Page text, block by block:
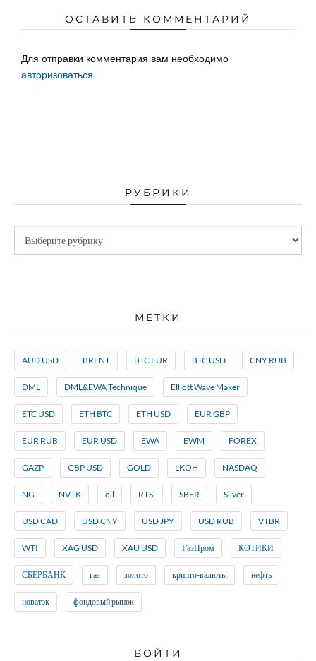
ОСТАВИТЬ КОММЕНТАРИЙ
Для отправки комментария вам необходимо
авторизоваться
РУБРИКИ
МЕТКИ
AUD USD BRENT BTC EUR BTC USD CNY RUB
DML DML&EWA Technique Elliott Wave Maker
ETC USD ETH BTC ETH USD EUR GBP
EUR RUB EUR USD EWA EWM FOREX
GAZP GBP USD GOLD LKOH NASDAQ
NG NVTK oil RTSi SBER Silver
USD CAD USD CNY USD JPY USD RUB VTBR
WTI XAG USD XAU USD ГазПром КОТИКИ
СБЕРБАНК газ золото крипто-валюты нефть
новатэк фондовый рынок
ВОЙТИ